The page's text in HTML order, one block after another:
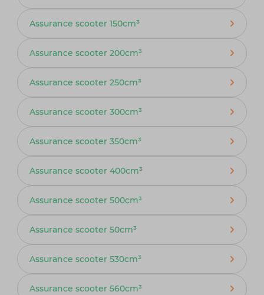
Assurance scooter 150cm³
Assurance scooter 200cm³
Assurance scooter 250cm³
Assurance scooter 300cm³
Assurance scooter 350cm³
Assurance scooter 400cm³
Assurance scooter 500cm³
Assurance scooter 50cm³
Assurance scooter 530cm³
Assurance scooter 560cm³